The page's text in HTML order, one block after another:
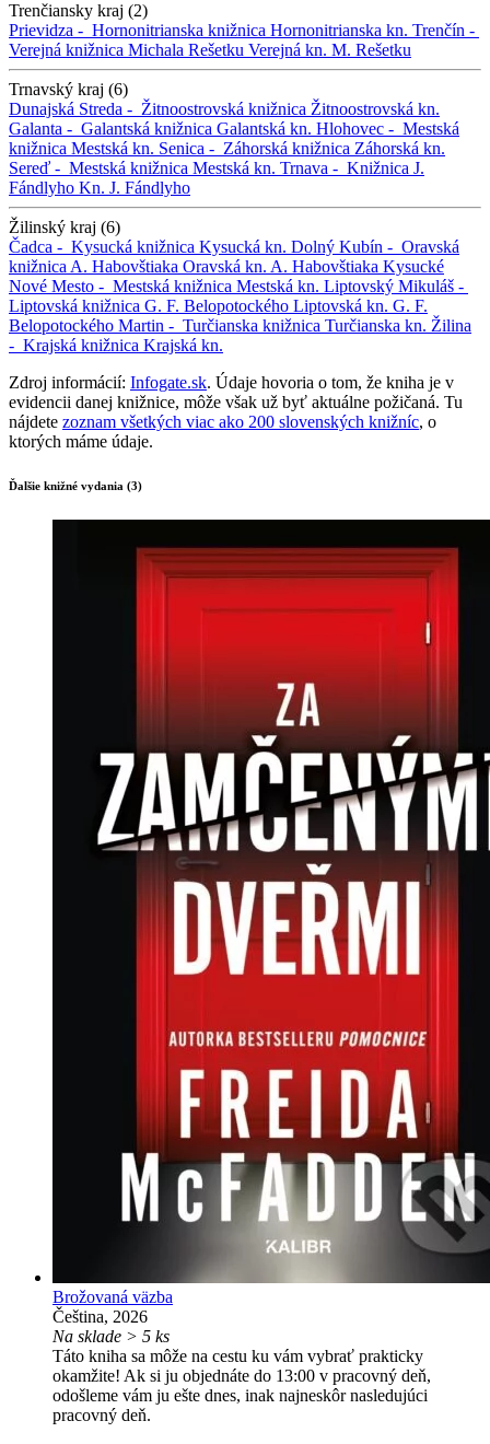
Trenčiansky kraj (2)
Prievidza - Hornonitrianska knižnica Hornonitrianska kn. Trenčín -
Verejná knižnica Michala Rešetku Verejná kn. M. Rešetku
Trnavský kraj (6)
Dunajská Streda - Žitnoostrovská knižnica Žitnoostrovská kn.
Galanta - Galantská knižnica Galantská kn. Hlohovec - Mestská
knižnica Mestská kn. Senica - Záhorská knižnica Záhorská kn.
Sereď - Mestská knižnica Mestská kn. Trnava - Knižnica J.
Fándlyho Kn. J. Fándlyho
Žilinský kraj (6)
Čadca - Kysucká knižnica Kysucká kn. Dolný Kubín - Oravská
knižnica A. Habovštiaka Oravská kn. A. Habovštiaka Kysucké
Nové Mesto - Mestská knižnica Mestská kn. Liptovský Mikuláš -
Liptovská knižnica G. F. Belopotockého Liptovská kn. G. F.
Belopotockého Martin - Turčianska knižnica Turčianska kn. Žilina
- Krajská knižnica Krajská kn.
Zdroj informácií: Infogate.sk. Údaje hovoria o tom, že kniha je v
evidencii danej knižnice, môže však už byť aktuálne požičaná. Tu
nájdete zoznam všetkých viac ako 200 slovenských knižníc, o
ktorých máme údaje.
Ďalšie knižné vydania (3)
Brožovaná väzba
Čeština, 2026
Na sklade > 5 ks
Táto kniha sa môže na cestu ku vám vybrať prakticky
okamžite! Ak si ju objednáte do 13:00 v pracovný deň,
odošleme vám ju ešte dnes, inak najneskôr nasledujúci
pracovný deň.